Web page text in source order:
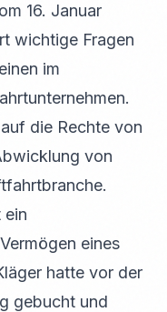
16. Januar
wichtige Fragen
im
die Rechte von
von
ein
eines
hatte vor der
gebucht und